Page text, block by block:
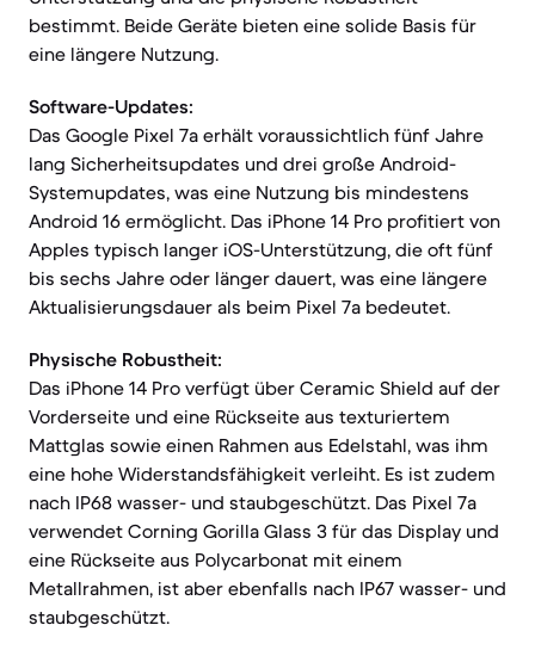
bestimmt. Beide Geräte bieten eine solide Basis für
eine längere Nutzung.
Software-Updates:
Das Google Pixel 7a erhält voraussichtlich fünf Jahre
lang Sicherheitsupdates und drei große Android-
Systemupdates, was eine Nutzung bis mindestens
Android 16 ermöglicht. Das iPhone 14 Pro profitiert von
Apples typisch langer iOS-Unterstützung, die oft fünf
bis sechs Jahre oder länger dauert, was eine längere
Aktualisierungsdauer als beim Pixel 7a bedeutet.
Physische Robustheit:
Das iPhone 14 Pro verfügt über Ceramic Shield auf der
Vorderseite und eine Rückseite aus texturiertem
Mattglas sowie einen Rahmen aus Edelstahl, was ihm
eine hohe Widerstandsfähigkeit verleiht. Es ist zudem
nach IP68 wasser- und staubgeschützt. Das Pixel 7a
verwendet Corning Gorilla Glass 3 für das Display und
eine Rückseite aus Polycarbonat mit einem
Metallrahmen, ist aber ebenfalls nach IP67 wasser- und
staubgeschützt.